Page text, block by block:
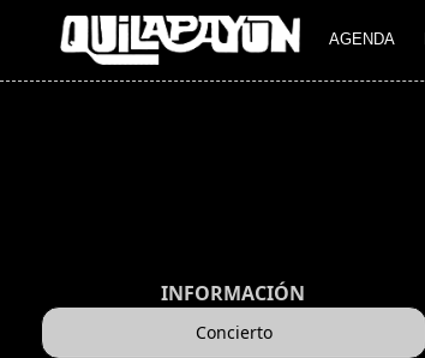
AGENDA
INFORMACIÓN
Concierto